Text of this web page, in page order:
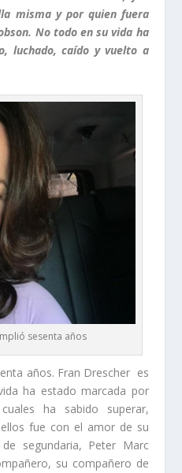
misma y por quien fuera
No todo en su vida ha
luchado, caído y vuelto a
sesenta años
años. Fran Drescher es
ha estado marcada por
ha sabido superar,
fue con el amor de su
segundaria, Peter Marc
su compañero de